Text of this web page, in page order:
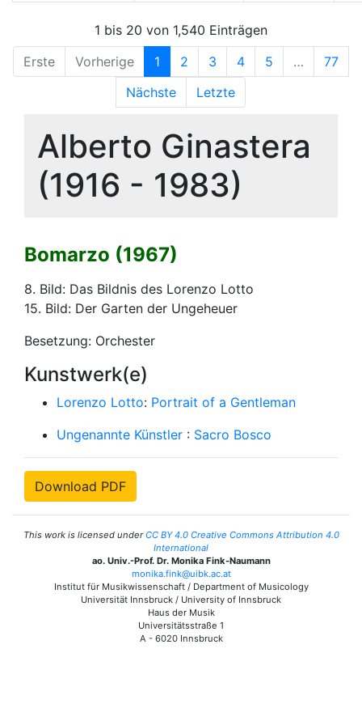
1 bis 20 von 1,540 Einträgen
Erste
Vorherige 1 2 3 4 5 …
77
Nächste
Letzte
Alberto Ginastera
(1916 - 1983)
Bomarzo (1967)
8. Bild: Das Bildnis des Lorenzo Lotto
15. Bild: Der Garten der Ungeheuer
Besetzung: Orchester
Kunstwerk(e)
Lorenzo Lotto: Portrait of a Gentleman
Ungenannte Künstler : Sacro Bosco
Download PDF
This work is licensed underCC BY 4.0 Creative Commons Attribution 4.0
International
ao. Univ.-Prof. Dr. Monika Fink-Naumann
monika.fink@uibk.ac.at
Institut für Musikwissenschaft / Department of Musicology
Universität Innsbruck / University of Innsbruck
Haus der Musik
Universitätsstraße 1
A - 6020 Innsbruck